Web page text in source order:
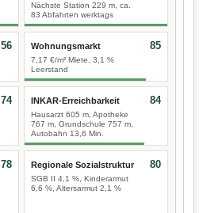
Nächste Station 229 m, ca.
83 Abfahrten werktags
56 Wohnungsmarkt
7,17 €/m² Miete, 3,1 %
Leerstand
85
74 INKAR-Erreichbarkeit
Hausarzt 605 m, Apotheke
767 m, Grundschule 757 m,
Autobahn 13,6 Min.
84
78 Regionale Sozialstruktur
SGB II 4,1 %, Kinderarmut
6,6 %, Altersarmut 2,1 %
80